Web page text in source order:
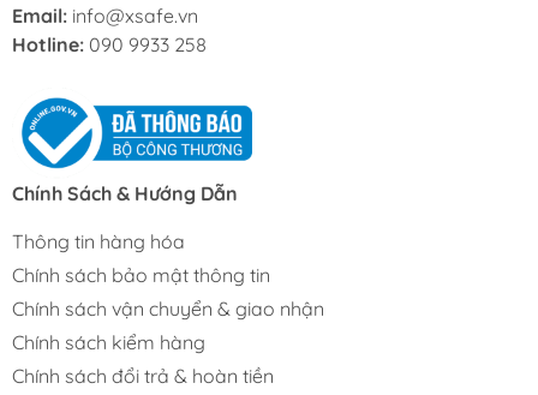
Email: info@xsafe.vn
Hotline: 090 9933 258
Chính Sách & Hướng Dẫn
Thông tin hàng hóa
Chính sách bảo mật thông tin
Chính sách vận chuyển & giao nhận
Chính sách kiểm hàng
Chính sách đổi trả & hoàn tiền